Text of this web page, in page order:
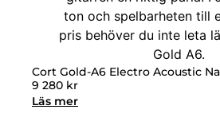
Cort Gold-A6 Electro Acoustic
9 280 kr
Läs mer